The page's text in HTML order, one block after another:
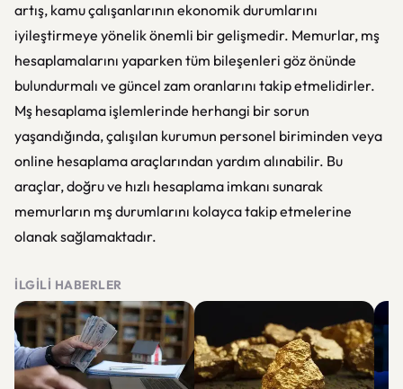
artış, kamu çalışanlarının ekonomik durumlarını
iyileştirmeye yönelik önemli bir gelişmedir. Memurlar, mş
hesaplamalarını yaparken tüm bileşenleri göz önünde
bulundurmalı ve güncel zam oranlarını takip etmelidirler.
Mş hesaplama işlemlerinde herhangi bir sorun
yaşandığında, çalışılan kurumun personel biriminden veya
online hesaplama araçlarından yardım alınabilir. Bu
araçlar, doğru ve hızlı hesaplama imkanı sunarak
memurların mş durumlarını kolayca takip etmelerine
olanak sağlamaktadır.
İLGILI HABERLER